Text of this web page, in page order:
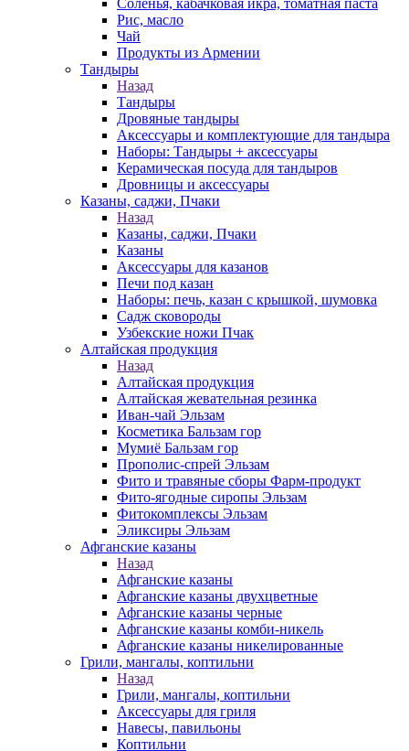
Соленья, кабачковая икра, томатная паста
Рис, масло
Чай
Продукты из Армении
Тандыры
Назад
Тандыры
Дровяные тандыры
Аксессуары и комплектующие для тандыра
Наборы: Тандыры + аксессуары
Керамическая посуда для тандыров
Дровницы и аксессуары
Казаны, саджи, Пчаки
Назад
Казаны, саджи, Пчаки
Казаны
Аксессуары для казанов
Печи под казан
Наборы: печь, казан с крышкой, шумовка
Садж сковороды
Узбекские ножи Пчак
Алтайская продукция
Назад
Алтайская продукция
Алтайская жевательная резинка
Иван-чай Эльзам
Косметика Бальзам гор
Мумиё Бальзам гор
Прополис-спрей Эльзам
Фито и травяные сборы Фарм-продукт
Фито-ягодные сиропы Эльзам
Фитокомплексы Эльзам
Эликсиры Эльзам
Афганские казаны
Назад
Афганские казаны
Афганские казаны двухцветные
Афганские казаны черные
Афганские казаны комби-никель
Афганские казаны никелированные
Грили, мангалы, коптильни
Назад
Грили, мангалы, коптильни
Аксессуары для гриля
Навесы, павильоны
Коптильни